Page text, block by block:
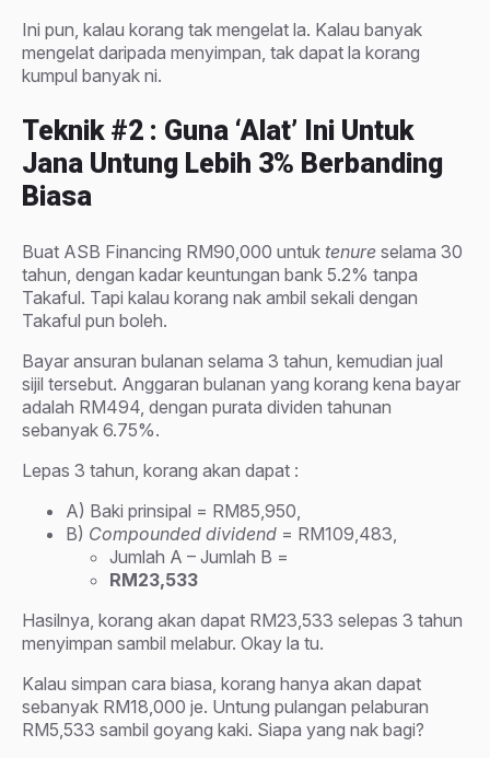
Ini pun, kalau korang tak mengelat la. Kalau banyak
mengelat daripada menyimpan, tak dapat la korang
kumpul banyak ni.
Teknik #2 : Guna ‘alat’ Ini Untuk
Jana Untung Lebih 3% Berbanding
Biasa
Buat ASB Financing RM90,000 untuk tenure selama 30
tahun, dengan kadar keuntungan bank 5.2% tanpa
Takaful. Tapi kalau korang nak ambil sekali dengan
Takaful pun boleh.
Bayar ansuran bulanan selama 3 tahun, kemudian jual
sijil tersebut. Anggaran bulanan yang korang kena bayar
adalah RM494, dengan purata dividen tahunan
sebanyak 6.75%.
Lepas 3 tahun, korang akan dapat :
A) Baki prinsipal = RM85,950,
B) Compounded dividend = RM109,483,
Jumlah A – Jumlah B =
RM23,533
Hasilnya, korang akan dapat RM23,533 selepas 3 tahun
menyimpan sambil melabur. Okay la tu.
Kalau simpan cara biasa, korang hanya akan dapat
sebanyak RM18,000 je. Untung pulangan pelaburan
RM5,533 sambil goyang kaki. Siapa yang nak bagi?